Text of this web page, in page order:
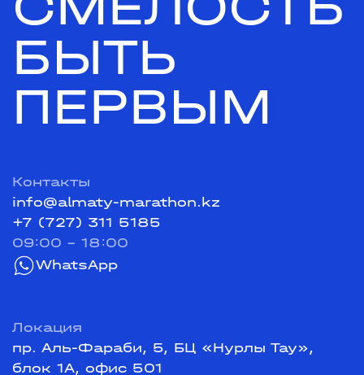
БЫТЬ
ПЕРВЫМ
Контакты
info@almaty-marathon.kz
+7 (727) 311 5185
09:00 - 18:00
WhatsApp
Локация
пр. Аль-Фараби, 5, БЦ «Нурлы Тау»,
блок 1А, офис 501